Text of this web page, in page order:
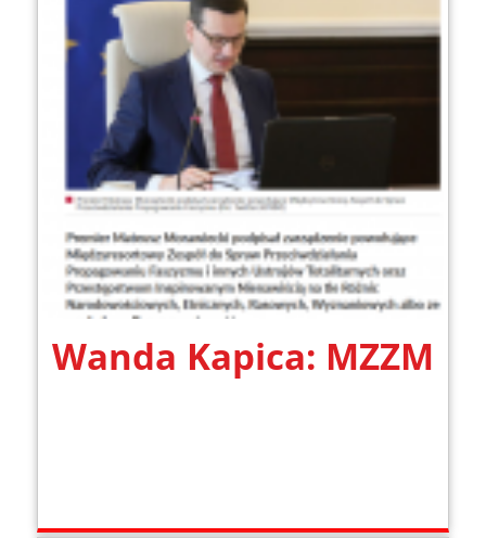
Wanda Kapica: MZZM